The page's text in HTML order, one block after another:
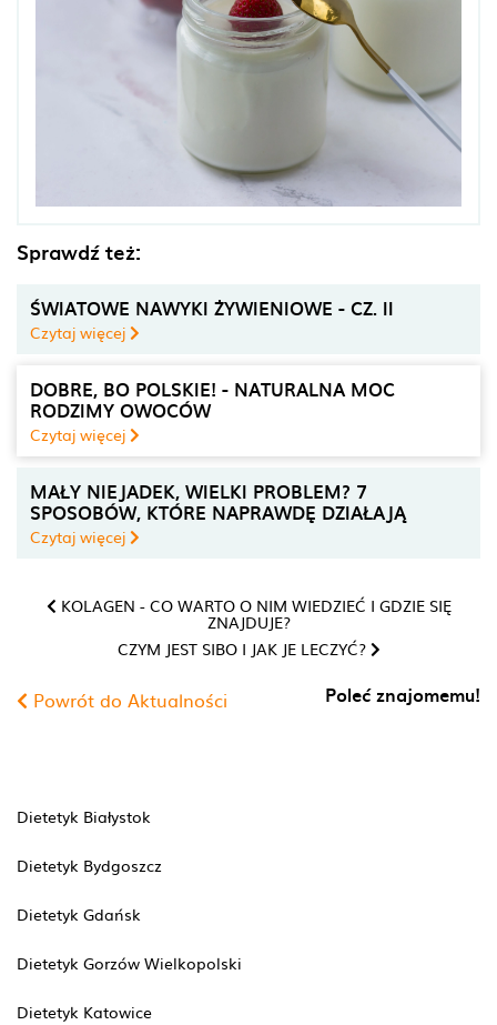
Sprawdź też:
ŚWIATOWE NAWYKI ŻYWIENIOWE - CZ. II
Czytaj więcej
DOBRE, BO POLSKIE! - NATURALNA MOC
RODZIMY OWOCÓW
Czytaj więcej
MAŁY NIEJADEK, WIELKI PROBLEM? 7
SPOSOBÓW, KTÓRE NAPRAWDĘ DZIAŁAJĄ
Czytaj więcej
KOLAGEN - CO WARTO O NIM WIEDZIEĆ I GDZIE SIĘ
ZNAJDUJE?
CZYM JEST SIBO I JAK JE LECZYĆ?
Powrót do Aktualności Poleć znajomemu!
Dietetyk Białystok
Dietetyk Bydgoszcz
Dietetyk Gdańsk
Dietetyk Gorzów Wielkopolski
Dietetyk Katowice